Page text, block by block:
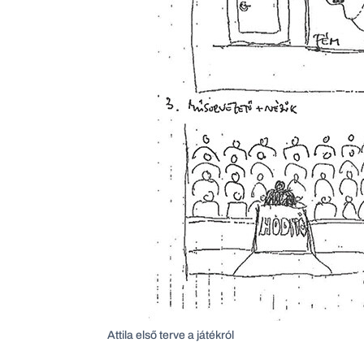
Attila első terve a játékról